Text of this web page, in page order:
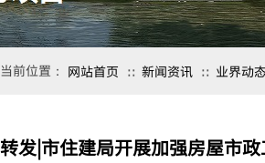
当前位置： 网站首页 ∷ 新闻资讯 ∷ 业界动
转发|市住建局开展加强房屋市